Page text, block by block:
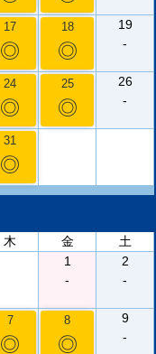
17
◎
18
◎
19
-
24
◎
25
◎
26
-
31
◎
木 金
土
1
-
2
-
7
◎
8
◎
9
-